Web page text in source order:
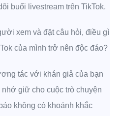
buổi livestream trên TikTok.
xem và đặt câu hỏi, điều gì
của mình trở nên độc đáo?
tác với khán giả của bạn
giữ cho cuộc trò chuyện
không có khoảnh khắc